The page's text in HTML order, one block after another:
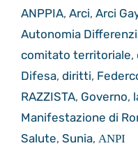
ANPPIA, Arci, Arci
Autonomia
comitato territoriale,
Difesa, diritti,
RAZZISTA, Governo,
Manifestazione di
Salute, Sunia, ΑΝΡΙ